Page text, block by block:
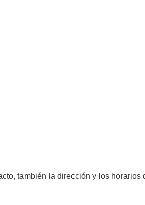
también la dirección y los horarios